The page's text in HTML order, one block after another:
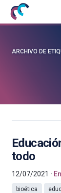
Mujeres
con
blog
ARCHIVO DE
todo
12/07/2021
bioética